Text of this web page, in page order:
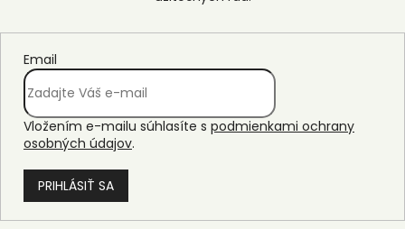
Email
Vložením e-mailu súhlasíte s podmienkami ochrany
osobných údajov.
PRIHLÁSIŤ SA